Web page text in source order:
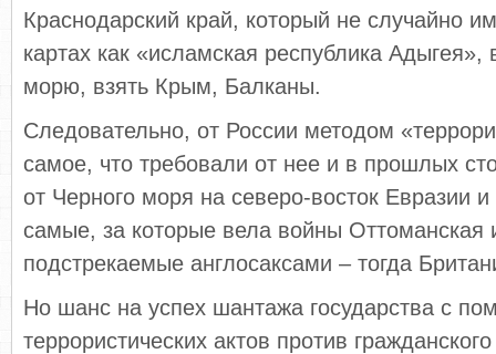
Краснодарский край, который не случайно
картах как «исламская республика
морю, взять Крым, Балканы.
Следовательно, от России методом
самое, что требовали от нее и в прошлых
от Черного моря на северо-восток Евразии и
самые, за которые вела войны Оттоманская
подстрекаемые англосаксами – тогда
Но шанс на успех шантажа государства с
террористических актов против